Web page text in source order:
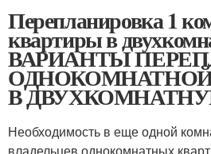
Перепланировка 1
квартиры в
ВАРИАНТЫ
В
Необходимость в еще одной